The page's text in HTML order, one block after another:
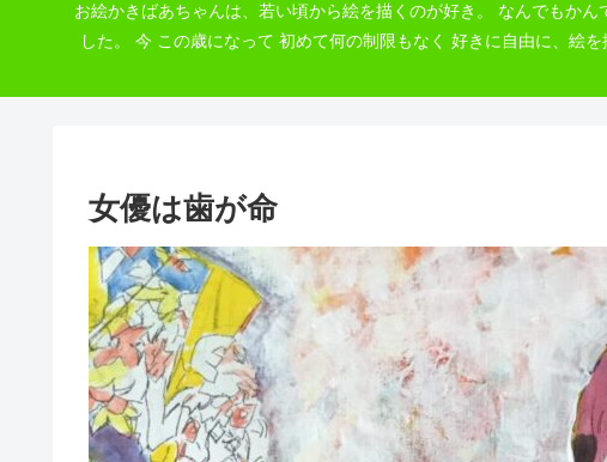
お絵かきばあちゃんは、若い頃から絵を描くのが好き。 なんでもか
した。 今 この歳になって 初めて何の制限もなく 好きに自由に、絵
女優は歯が命